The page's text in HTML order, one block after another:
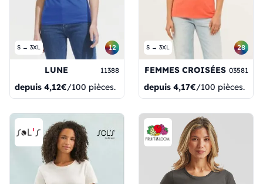
S → 3XL 12
LUNE 11388
depuis 4,12€/100 pièces.
S → 3XL 28
FEMMES CROISÉES 03581
depuis 4,17€/100 pièces.